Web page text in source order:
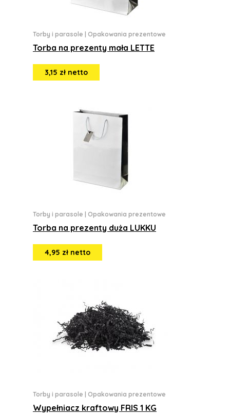
Torby i parasole Opakowania prezentowe
Torba na prezenty mała LETTE
3,15 zł netto
Torby i parasole Opakowania prezentowe
Torba na prezenty duża LUKKU
4,95 zł netto
Torby i parasole Opakowania prezentowe
Wypełniacz kraftowy FRIS 1 KG